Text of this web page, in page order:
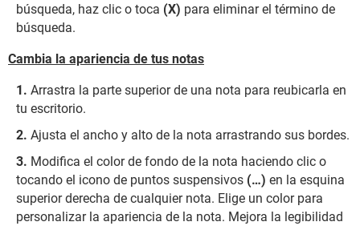
búsqueda, haz clic o toca (X) para eliminar el término de
búsqueda.
Cambia la apariencia de tus notas
Arrastra la parte superior de una nota para reubicarla en
tu escritorio.
Ajusta el ancho y alto de la nota arrastrando sus bordes.
Modifica el color de fondo de la nota haciendo clic o
tocando el icono de puntos suspensivos (…) en la esquina
superior derecha de cualquier nota. Elige un color para
personalizar la apariencia de la nota. Mejora la legibilidad